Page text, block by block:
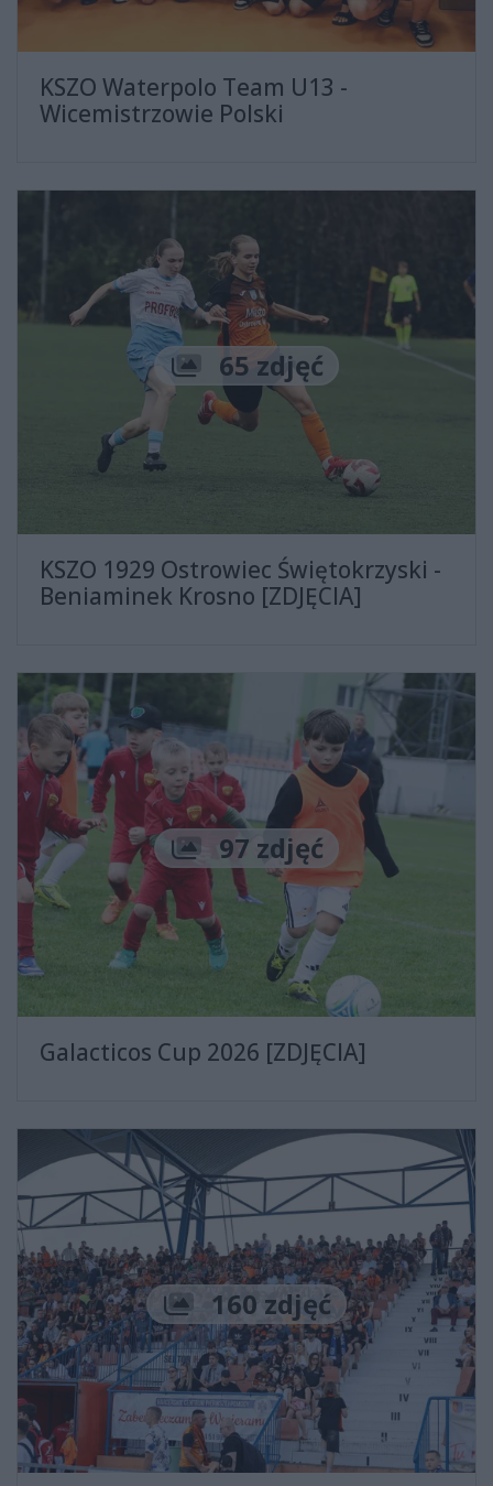
KSZO Waterpolo Team U13 -
Wicemistrzowie Polski
Liczba zdjęć
65 zdjęć
KSZO 1929 Ostrowiec Świętokrzyski -
Beniaminek Krosno [ZDJĘCIA]
Liczba zdjęć
97 zdjęć
Galacticos Cup 2026 [ZDJĘCIA]
Liczba zdjęć
160 zdjęć